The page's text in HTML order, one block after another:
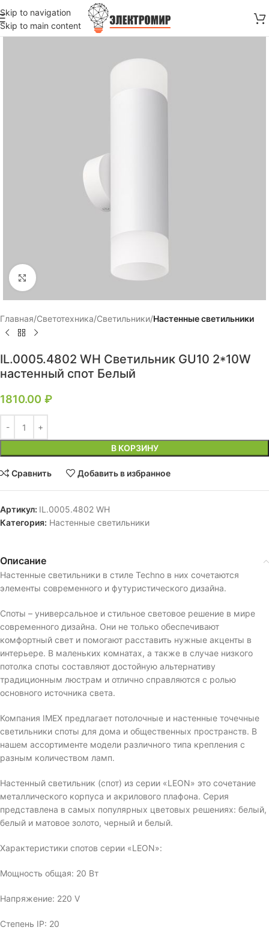
Skip to navigation
Skip to main content
Нажмите, чтобы увеличить
Главная Светотехника Светильники Настенные светильники
IL.0005.4802 WH Светильник GU10 2*10W
настенный спот Белый
1810.00 ₽
В КОРЗИНУ
Сравнить Добавить в избранное
Артикул: IL.0005.4802 WH
Категория: Настенные светильники
Описание
Настенные светильники в стиле Techno в них сочетаются
элементы современного и футуристического дизайна.
Споты – универсальное и стильное световое решение в мире
современного дизайна. Они не только обеспечивают
комфортный свет и помогают расставить нужные акценты в
интерьере. В маленьких комнатах, а также в случае низкого
потолка споты составляют достойную альтернативу
традиционным люстрам и отлично справляются с ролью
основного источника света.
Компания IMEX предлагает потолочные и настенные точечные
светильники споты для дома и общественных пространств. В
нашем ассортименте модели различного типа крепления с
разным количеством ламп.
Настенный светильник (спот) из серии «LEON» это сочетание
металлического корпуса и акрилового плафона. Серия
представлена в самых популярных цветовых решениях: белый,
белый и матовое золото, черный и белый.
Характеристики спотов серии «LEON»:
Мощность общая: 20 Вт
Напряжение: 220 V
Степень IP: 20